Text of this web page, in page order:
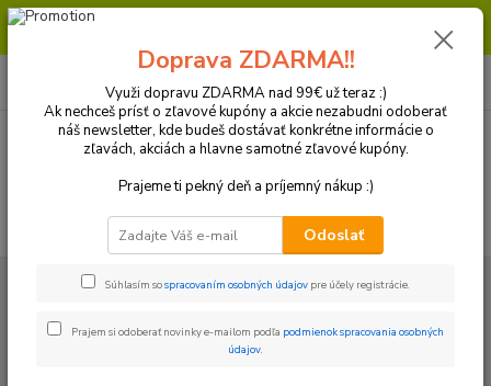
Milí zákazníci, pri objednávke nad 99€ získate poštovné ZDARMA.
(Po-Pia, 8:30-16:30 hod.)
Páčky - Repasné sady Páčky Husqvarna
Husqvarna
Doprava ZDARMA!!
Využi dopravu ZDARMA nad 99€ už teraz :)
Ak nechceš prísť o zľavové kupóny a akcie nezabudni odoberať
náš newsletter, kde budeš dostávať konkrétne informácie o
zľavách, akciách a hlavne samotné zľavové kupóny.
Prajeme ti pekný deň a príjemný nákup :)
Odoslať
Súhlasím sospracovaním osobných údajov pre účely registrácie.
Prajem si odoberať novinky e-mailom podľa podmienok spracovania osobných
údajov.